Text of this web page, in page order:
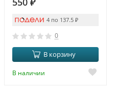
4 по 137.5 ₽
0
В корзину
В наличии